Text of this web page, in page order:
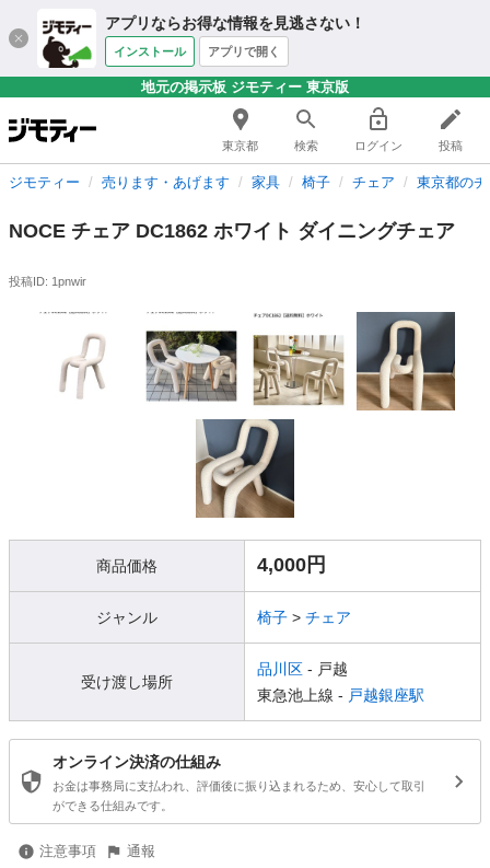
アプリならお得な情報を見逃さない！
インストール アプリで開く
地元の掲示板 ジモティー 東京版
東京都 検索 ログイン 投稿
ジモティー 売ります・あげます 家具 椅子 チェア 東京都の
NOCE チェア DC1862 ホワイト ダイニングチェア
投稿ID: 1pnwir
商品価格 4,000円
ジャンル 椅子 > チェア
受け渡し場所
品川区 - 戸越
東急池上線 - 戸越銀座駅
オンライン決済の仕組み
お金は事務局に支払われ、評価後に振り込まれるため、安心して取引
ができる仕組みです。
注意事項 通報